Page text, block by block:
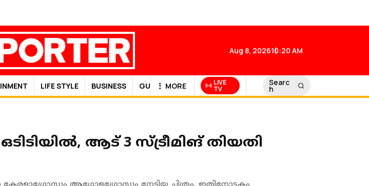
Aug 8, 202610:20 AM
LIFE STYLE BUSINESS GULF NEWS
MORE LIVE
TV
Searc
h
ആട് 3 സ്ട്രീമിങ് തിയതി